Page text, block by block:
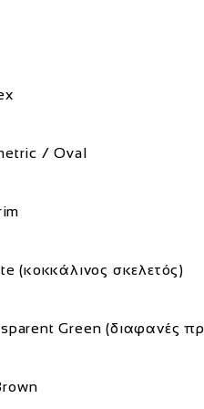
/ Oval
(κοκκάλινος σκελετός)
Green (διαφανές